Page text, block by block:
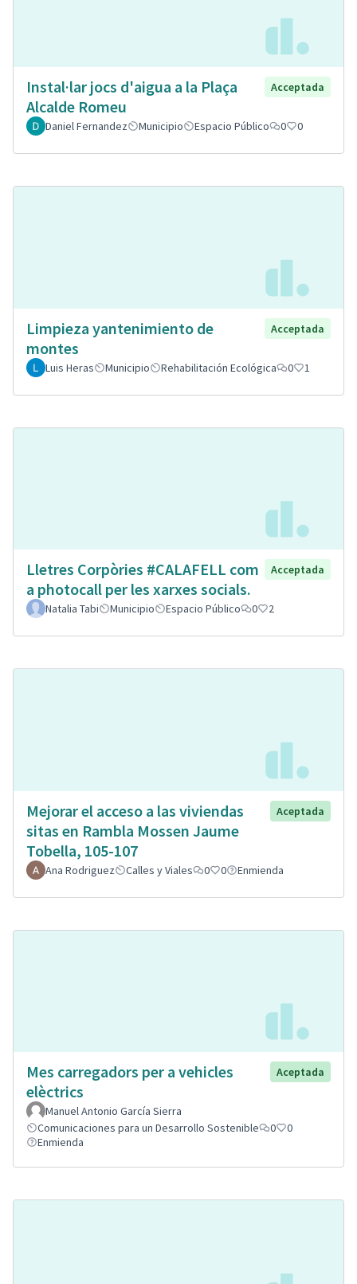
Instal·lar jocs d'aigua a la Plaça
Alcalde Romeu
Acceptada
Daniel Fernandez Municipio Espacio Público 0 0
Limpieza yantenimiento de
montes
Acceptada
Luis Heras Municipio Rehabilitación Ecológica 0 1
Lletres Corpòries #CALAFELL com
a photocall per les xarxes socials.
Acceptada
Natalia Tabi Municipio Espacio Público 0 2
Mejorar el acceso a las viviendas
sitas en Rambla Mossen Jaume
Tobella, 105-107
Aceptada
Ana Rodriguez Calles y Viales 0 0 Enmienda
Mes carregadors per a vehicles
elèctrics
Aceptada
Manuel Antonio García Sierra
Comunicaciones para un Desarrollo Sostenible
0
0
Enmienda